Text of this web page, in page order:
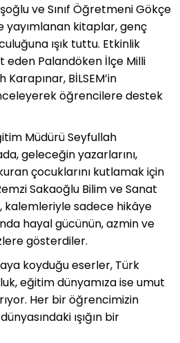
ve Sınıf Öğretmeni Gökçe
yayımlanan kitaplar, genç
ışık tuttu. Etkinlik
eden Palandöken İlçe Milli
BİLSEM’in
öğrencilere destek
Müdürü Seyfullah
geleceğin yazarlarını,
çocuklarını kutlamak için
Sakaoğlu Bilim ve Sanat
kalemleriyle sadece hikâye
hayal gücünün, azmin ve
gösterdiler.
koyduğu eserler, Türk
eğitim dünyamıza ise umut
Her bir öğrencimizin
ışığın bir